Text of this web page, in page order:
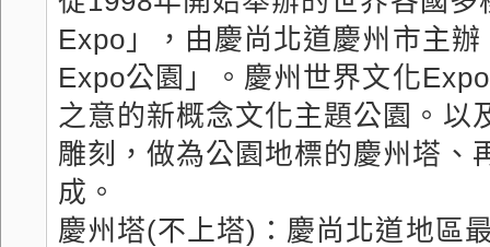
Expo」，由慶尚北道慶州市主
Expo公園」。慶州世界文化
之意的新概念文化主題公園。以
雕刻，做為公園地標的慶州塔、
成。
慶州塔(不上塔)：慶尚北道地區